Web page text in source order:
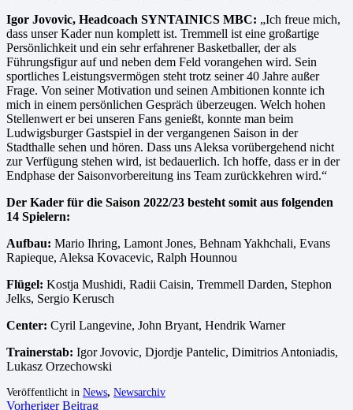
Igor Jovovic, Headcoach SYNTAINICS MBC: „Ich freue mich,
dass unser Kader nun komplett ist. Tremmell ist eine großartige
Persönlichkeit und ein sehr erfahrener Basketballer, der als
Führungsfigur auf und neben dem Feld vorangehen wird. Sein
sportliches Leistungsvermögen steht trotz seiner 40 Jahre außer
Frage. Von seiner Motivation und seinen Ambitionen konnte ich
mich in einem persönlichen Gespräch überzeugen. Welch hohen
Stellenwert er bei unseren Fans genießt, konnte man beim
Ludwigsburger Gastspiel in der vergangenen Saison in der
Stadthalle sehen und hören. Dass uns Aleksa vorübergehend nicht
zur Verfügung stehen wird, ist bedauerlich. Ich hoffe, dass er in der
Endphase der Saisonvorbereitung ins Team zurückkehren wird.“
Der Kader für die Saison 2022/23 besteht somit aus folgenden
14 Spielern:
Aufbau: Mario Ihring, Lamont Jones, Behnam Yakhchali, Evans
Rapieque, Aleksa Kovacevic, Ralph Hounnou
Flügel: Kostja Mushidi, Radii Caisin, Tremmell Darden, Stephon
Jelks, Sergio Kerusch
Center: Cyril Langevine, John Bryant, Hendrik Warner
Trainerstab: Igor Jovovic, Djordje Pantelic, Dimitrios Antoniadis,
Lukasz Orzechowski
Veröffentlicht in News, Newsarchiv
Vorheriger Beitrag